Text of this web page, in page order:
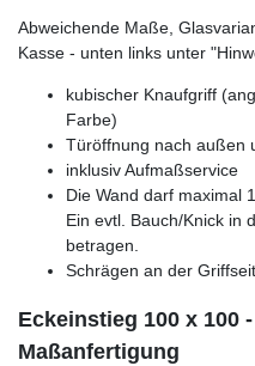
Abweichende Maße,
Kasse - unten links unter
kubischer Knaufgriff
Farbe)
Türöffnung nach außen
inklusiv Aufmaßservice
Die Wand darf maximal
Ein evtl. Bauch/Knick in
betragen.
Schrägen an der
Eckeinstieg 100 x 100
Maßanfertigung